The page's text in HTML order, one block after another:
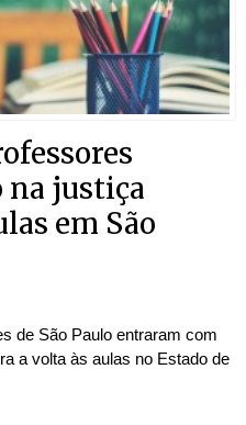
na justiça
em São
de São Paulo entraram com
a volta às aulas no Estado de